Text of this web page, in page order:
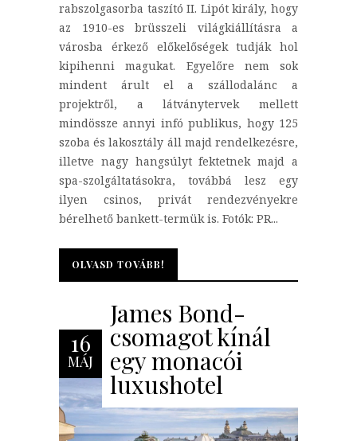
rabszolgasorba taszító II. Lipót király, hogy
az 1910-es brüsszeli világkiállításra a
városba érkező előkelőségek tudják hol
kipihenni magukat. Egyelőre nem sok
mindent árult el a szállodalánc a
projektről, a látványtervek mellett
mindössze annyi infó publikus, hogy 125
szoba és lakosztály áll majd rendelkezésre,
illetve nagy hangsúlyt fektetnek majd a
spa-szolgáltatásokra, továbbá lesz egy
ilyen csinos, privát rendezvényekre
bérelhető bankett-termük is. Fotók: PR...
OLVASD TOVÁBB!
OLVASD TOVÁBB!
16
MÁJ
James Bond-
csomagot kínál
egy monacói
luxushotel